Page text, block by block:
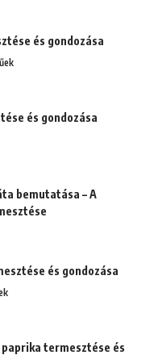
és gondozása
és gondozása
bemutatása – A
és gondozása
termesztése és